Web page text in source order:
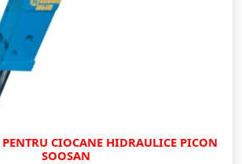
CIOCANE HIDRAULICE PICON
SOOSAN